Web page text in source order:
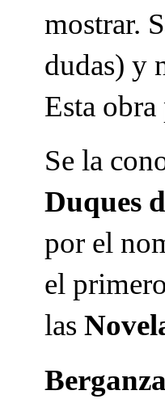
mostrar.
dudas) y
Esta
Se la
Duques
por el
el
las